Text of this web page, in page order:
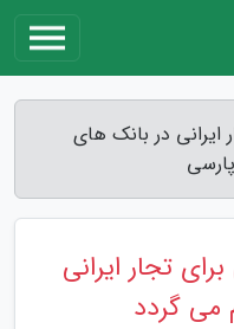
در بانک های
تجار ایرانی
می گردد